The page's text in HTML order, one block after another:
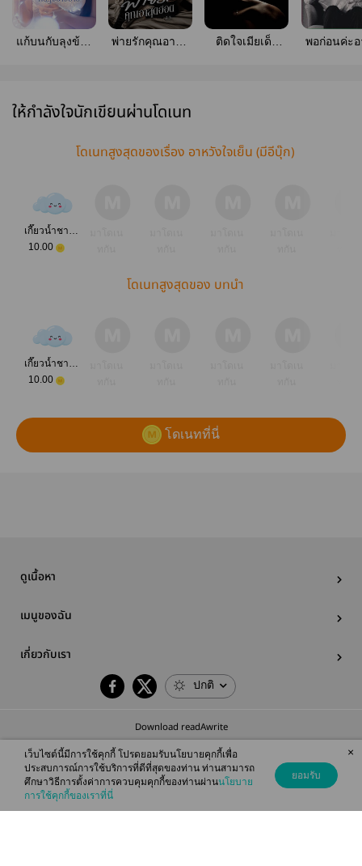
แก้บนกับลุงข้าง
พ่ายรักคุณอาสุด
ติดใจเมียเด็ก
พอก่อนค่ะ
ให้กำลังใจนักเขียนผ่านโดเนท
โดเนทสูงสุดของเรื่อง อาหวังใจเย็น (มีอีบุ๊ก)
เกี๊ยวน้ำชามโต
10.00
โดเนทสูงสุดของ บทนำ
เกี๊ยวน้ำชามโต
10.00
โดเนทที่นี่
ดูเนื้อหา
เมนูของฉัน
เกี่ยวกับเรา
ปกติ
Download readAwrite
© 2026 readAwrite.com by MEB Corporation Public Company Limited
This site is protected by reCAPTCHA and the Google
เว็บไซต์นี้มีการใช้คุกกี้ โปรดยอมรับนโยบายคุกกี้เพื่อ
ประสบการณ์การใช้บริการที่ดีที่สุดของท่าน ท่านสามารถ
ศึกษาวิธีการตั้งค่าการควบคุมคุกกี้ของท่านผ่านนโยบาย
การใช้คุกกี้ของเราที่นี่
ยอมรับ
×